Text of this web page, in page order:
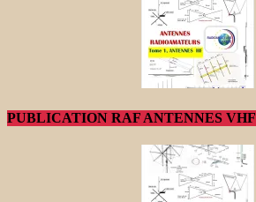
PUBLICATION RAF ANTENNES VHF